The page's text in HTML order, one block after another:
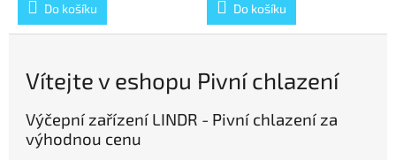
Do košíku Do košíku
Vítejte v eshopu Pivní chlazení
Výčepní zařízení LINDR - Pivní chlazení za
výhodnou cenu